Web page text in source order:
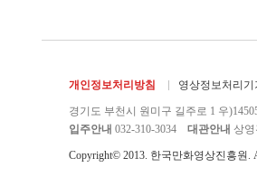
개인정보처리방침 영상정보처리기
경기도 부천시 원미구 길주로 1 우
입주안내 032-310-3034 대관안내 상영
Copyright© 2013. 한국만화영상진흥원.